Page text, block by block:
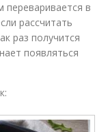
переваривается в
рассчитать
раз получится
появляться